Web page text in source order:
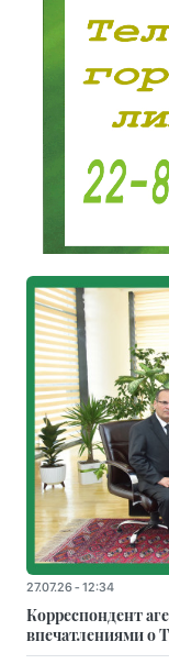
27.07.26 - 12:34
Корреспондент
впечатлениями о